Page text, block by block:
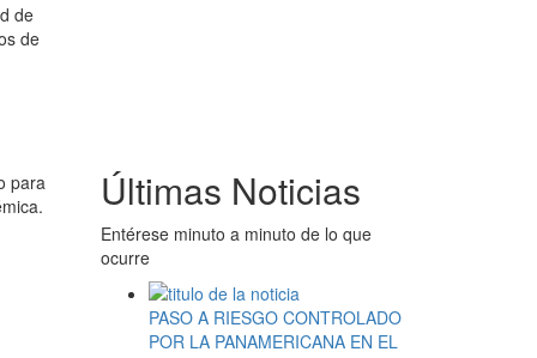
de
de
para
Últimas Noticias
Entérese minuto a minuto de lo que
ocurre
PASO A RIESGO CONTROLADO
POR LA PANAMERICANA EN EL